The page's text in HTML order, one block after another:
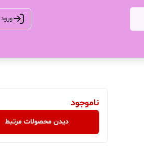
ناموجود
دیدن محصولات مرتبط